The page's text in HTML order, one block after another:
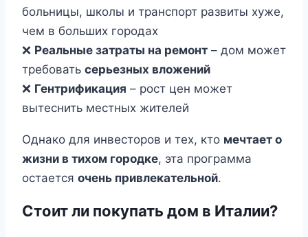
больницы, школы и транспорт развиты хуже,
чем в больших городах
❌ Реальные затраты на ремонт – дом может
требовать серьезных вложений
❌ Гентрификация – рост цен может
вытеснить местных жителей
Однако для инвесторов и тех, кто мечтает о
жизни в тихом городке, эта программа
остается очень привлекательной.
Стоит ли покупать дом в Италии?